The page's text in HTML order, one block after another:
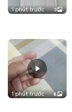
1 phút trước 3
1 phút trước 6